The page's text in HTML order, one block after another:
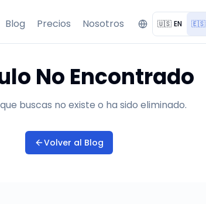
Blog Precios Nosotros 🇺🇸 EN 🇪🇸
No Encontrado
buscas no existe o ha sido eliminado.
Volver al Blog